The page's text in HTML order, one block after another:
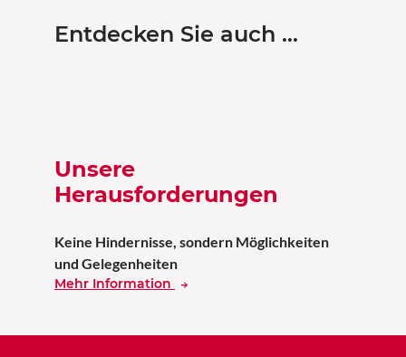
Entdecken Sie auch …
Unsere
Herausforderungen
Keine Hindernisse, sondern Möglichkeiten
und Gelegenheiten
Mehr Information